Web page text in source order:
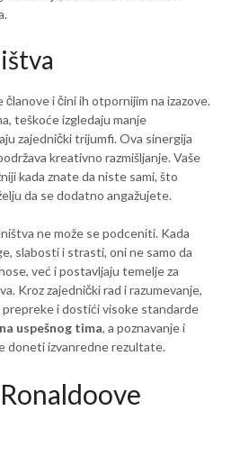
i čini ih otpornijim na izazove.
teškoće izgledaju manje
zajednički trijumfi. Ova sinergija
kreativno razmišljanje. Vaše
kada znate da niste sami, što
da se dodatno angažujete.
ne može se podceniti. Kada
slabosti i strasti, oni ne samo da
već i postavljaju temelje za
Kroz zajednički rad i razumevanje,
prepreke i dostići visoke standarde
uspešnog tima, a poznavanje i
doneti izvanredne rezultate.